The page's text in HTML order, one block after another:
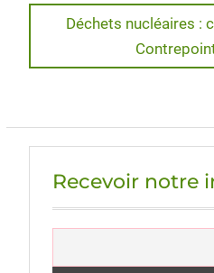
l’article
Next
Déchets nucléaires :
Recevoir notre